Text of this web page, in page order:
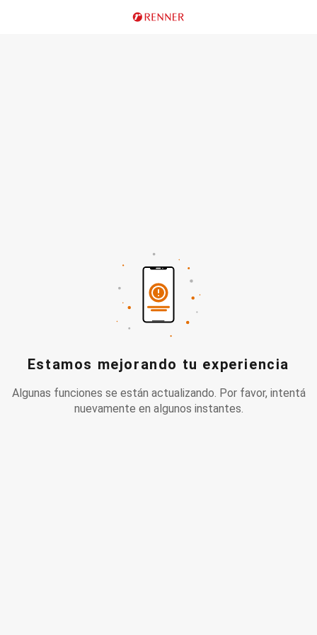
Estamos mejorando tu experiencia
Algunas funciones se están actualizando. Por favor, intentá
nuevamente en algunos instantes.